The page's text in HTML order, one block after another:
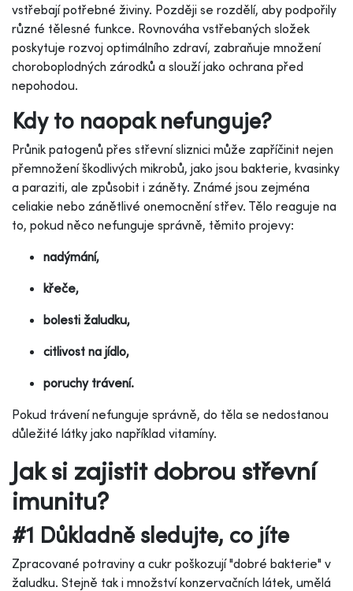
vstřebají potřebné živiny. Později se rozdělí, aby podpořily
různé tělesné funkce. Rovnováha vstřebaných složek
poskytuje rozvoj optimálního zdraví, zabraňuje množení
choroboplodných zárodků a slouží jako ochrana před
nepohodou.
Kdy to naopak nefunguje?
Průnik patogenů přes střevní sliznici může zapříčinit nejen
přemnožení škodlivých mikrobů, jako jsou bakterie, kvasinky
a paraziti, ale způsobit i záněty. Známé jsou zejména
celiakie nebo zánětlivé onemocnění střev. Tělo reaguje na
to, pokud něco nefunguje správně, těmito projevy:
nadýmání,
křeče,
bolesti žaludku,
citlivost na jídlo,
poruchy trávení.
Pokud trávení nefunguje správně, do těla se nedostanou
důležité látky jako například vitamíny.
Jak si zajistit dobrou střevní
imunitu?
#1 Důkladně sledujte, co jíte
Zpracované potraviny a cukr poškozují "dobré bakterie" v
žaludku. Stejně tak i množství konzervačních látek, umělá